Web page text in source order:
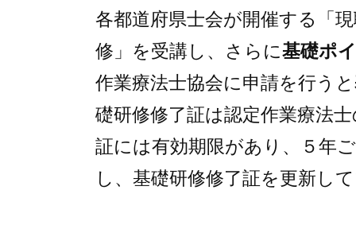
各都道府県士会が開催する「
修」を受講し、さらに基礎ポ
作業療法士協会に申請を行うと
礎研修修了証は認定作業療法
証には有効期限があり、５年
し、基礎研修修了証を更新し